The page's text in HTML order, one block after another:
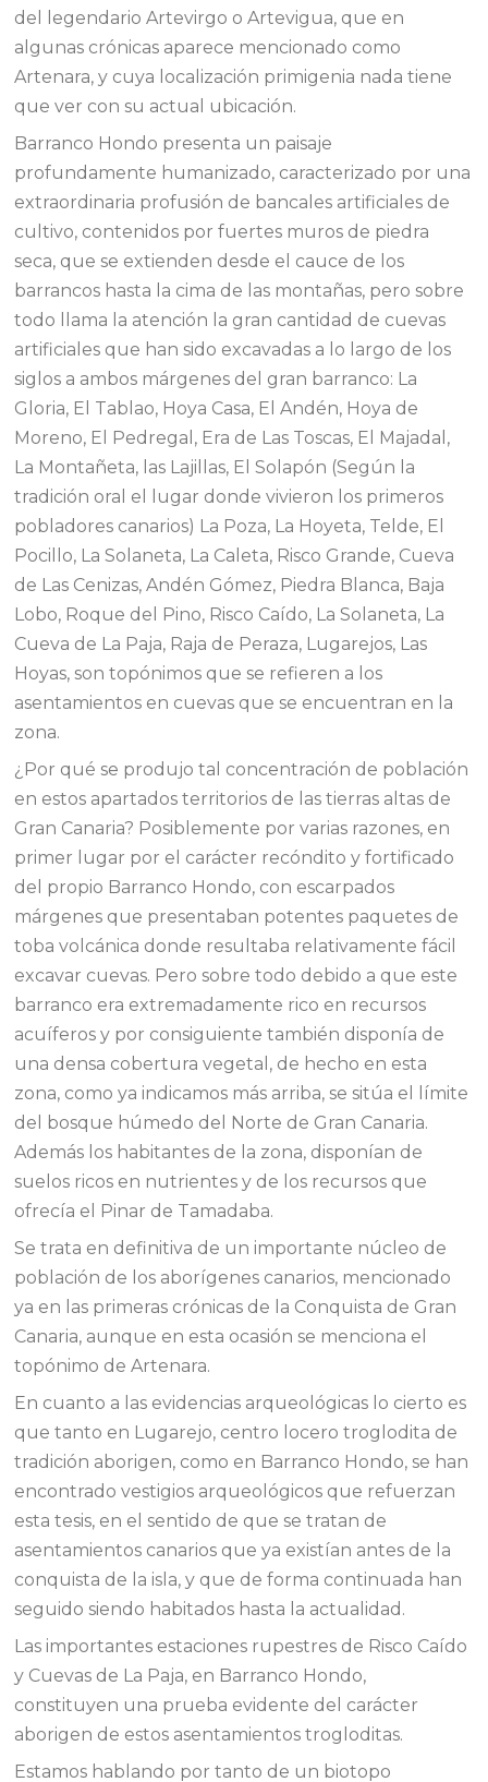
del legendario Artevirgo o Artevigua, que en
algunas crónicas aparece mencionado como
Artenara, y cuya localización primigenia nada tiene
que ver con su actual ubicación.
Barranco Hondo presenta un paisaje
profundamente humanizado, caracterizado por una
extraordinaria profusión de bancales artificiales de
cultivo, contenidos por fuertes muros de piedra
seca, que se extienden desde el cauce de los
barrancos hasta la cima de las montañas, pero sobre
todo llama la atención la gran cantidad de cuevas
artificiales que han sido excavadas a lo largo de los
siglos a ambos márgenes del gran barranco: La
Gloria, El Tablao, Hoya Casa, El Andén, Hoya de
Moreno, El Pedregal, Era de Las Toscas, El Majadal,
La Montañeta, las Lajillas, El Solapón (Según la
tradición oral el lugar donde vivieron los primeros
pobladores canarios) La Poza, La Hoyeta, Telde, El
Pocillo, La Solaneta, La Caleta, Risco Grande, Cueva
de Las Cenizas, Andén Gómez, Piedra Blanca, Baja
Lobo, Roque del Pino, Risco Caído, La Solaneta, La
Cueva de La Paja, Raja de Peraza, Lugarejos, Las
Hoyas, son topónimos que se refieren a los
asentamientos en cuevas que se encuentran en la
zona.
¿Por qué se produjo tal concentración de población
en estos apartados territorios de las tierras altas de
Gran Canaria? Posiblemente por varias razones, en
primer lugar por el carácter recóndito y fortificado
del propio Barranco Hondo, con escarpados
márgenes que presentaban potentes paquetes de
toba volcánica donde resultaba relativamente fácil
excavar cuevas. Pero sobre todo debido a que este
barranco era extremadamente rico en recursos
acuíferos y por consiguiente también disponía de
una densa cobertura vegetal, de hecho en esta
zona, como ya indicamos más arriba, se sitúa el límite
del bosque húmedo del Norte de Gran Canaria.
Además los habitantes de la zona, disponían de
suelos ricos en nutrientes y de los recursos que
ofrecía el Pinar de Tamadaba.
Se trata en definitiva de un importante núcleo de
población de los aborígenes canarios, mencionado
ya en las primeras crónicas de la Conquista de Gran
Canaria, aunque en esta ocasión se menciona el
topónimo de Artenara.
En cuanto a las evidencias arqueológicas lo cierto es
que tanto en Lugarejo, centro locero troglodita de
tradición aborigen, como en Barranco Hondo, se han
encontrado vestigios arqueológicos que refuerzan
esta tesis, en el sentido de que se tratan de
asentamientos canarios que ya existían antes de la
conquista de la isla, y que de forma continuada han
seguido siendo habitados hasta la actualidad.
Las importantes estaciones rupestres de Risco Caído
y Cuevas de La Paja, en Barranco Hondo,
constituyen una prueba evidente del carácter
aborigen de estos asentamientos trogloditas.
Estamos hablando por tanto de un biotopo